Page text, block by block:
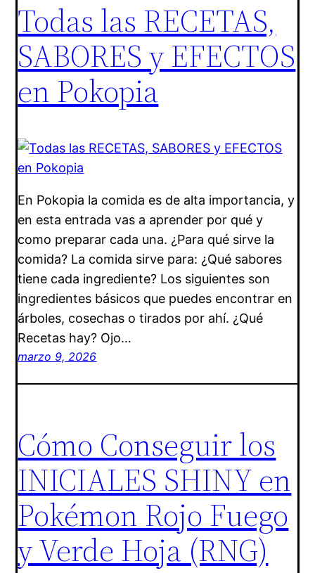
Todas las RECETAS,
SABORES y EFECTOS
en Pokopia
En Pokopia la comida es de alta importancia, y
en esta entrada vas a aprender por qué y
como preparar cada una. ¿Para qué sirve la
comida? La comida sirve para: ¿Qué sabores
tiene cada ingrediente? Los siguientes son
ingredientes básicos que puedes encontrar en
árboles, cosechas o tirados por ahí. ¿Qué
Recetas hay? Ojo…
marzo 9, 2026
Cómo Conseguir los
INICIALES SHINY en
Pokémon Rojo Fuego
y Verde Hoja (RNG)